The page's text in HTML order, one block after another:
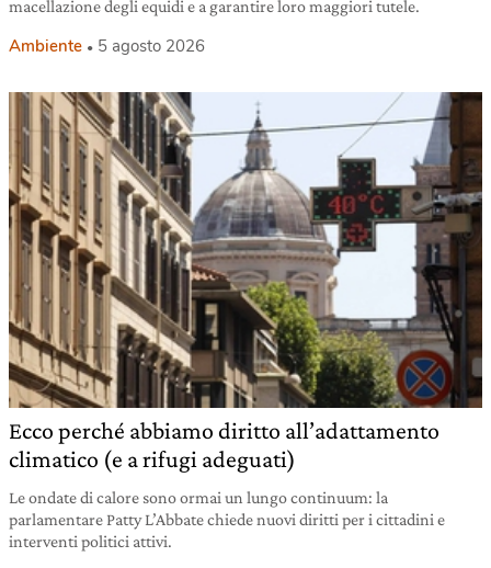
macellazione degli equidi e a garantire loro maggiori tutele.
Ambiente 5 agosto 2026
Ecco perché abbiamo diritto all’adattamento
climatico (e a rifugi adeguati)
Le ondate di calore sono ormai un lungo continuum: la
parlamentare Patty L’Abbate chiede nuovi diritti per i cittadini e
interventi politici attivi.